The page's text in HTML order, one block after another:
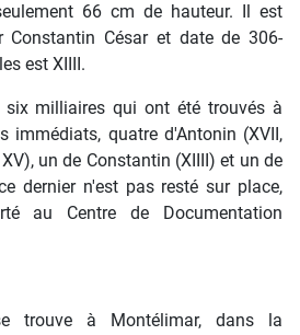
66 cm de hauteur. Il est
Constantin César et date de 306-
est XIIII.
milliaires qui ont été trouvés à
immédiats, quatre d'Antonin (XVII,
un de Constantin (XIIII) et un de
dernier n'est pas resté sur place,
au Centre de Documentation
trouve à Montélimar, dans la